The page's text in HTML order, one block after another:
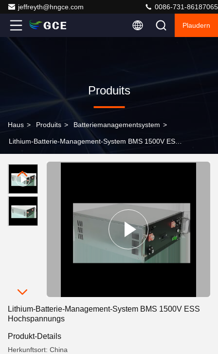
jeffreyth@hngce.com 0086-731-86187065
Plaudern
Produits
Haus > Produits > Batteriemanagementsystem >
Lithium-Batterie-Management-System BMS 1500V ESS
Lithium-Batterie-Management-System BMS 1500V ESS
Hochspannungs
Produkt-Details
Herkunftsort: China